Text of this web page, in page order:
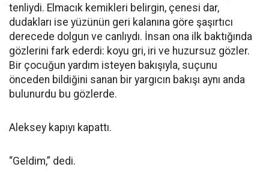
tenliydi. Elmacık kemikleri belirgin, çenesi dar,
dudakları ise yüzünün geri kalanına göre şaşırtıcı
derecede dolgun ve canlıydı. İnsan ona ilk baktığında
gözlerini fark ederdi: koyu gri, iri ve huzursuz gözler.
Bir çocuğun yardım isteyen bakışıyla, suçunu
önceden bildiğini sanan bir yargıcın bakışı aynı anda
bulunurdu bu gözlerde.
Aleksey kapıyı kapattı.
“Geldim,” dedi.